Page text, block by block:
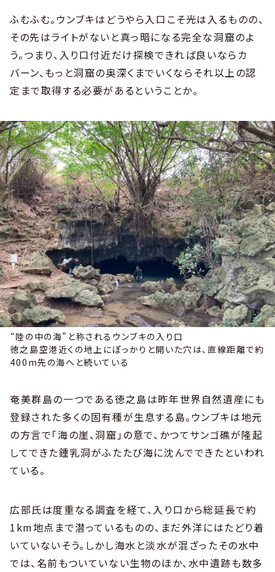
ふむふむ。ウンブキはどうやら入口こそ光は入るものの、
その先はライトがないと真っ暗になる完全な洞窟のよ
う。つまり、入り口付近だけ探検できれば良いならカ
バーン、もっと洞窟の奥深くまでいくならそれ以上の認
定まで取得する必要があるということか。
“陸の中の海”と称されるウンブキの入り口
徳之島空港近くの地上にぽっかりと開いた穴は、直線距離で約
400m先の海へと続いている
奄美群島の一つである徳之島は昨年世界自然遺産にも
登録された多くの固有種が生息する島。ウンブキは地元
の方言で「海の崖、洞窟」の意で、かつてサンゴ礁が隆起
してできた鍾乳洞がふたたび海に沈んでできたといわれ
ている。
広部氏は度重なる調査を経て、入り口から総延長で約
1km地点まで潜っているものの、まだ外洋にはたどり着
いていないそう。しかし海水と淡水が混ざったその水中
では、名前もついていない生物のほか、水中遺跡も数多